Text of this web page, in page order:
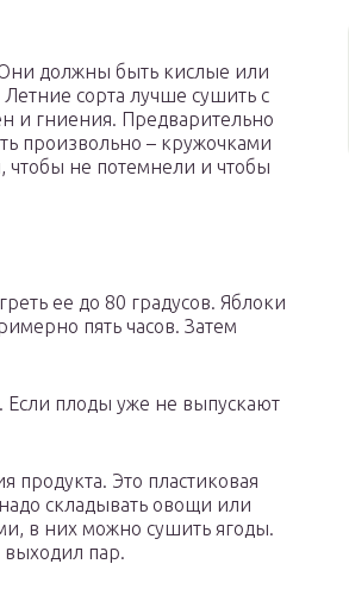
должны быть кислые или
сорта лучше сушить с
и гниения. Предварительно
произвольно – кружочками
чтобы не потемнели и чтобы
ее до 80 градусов. Яблоки
пять часов. Затем
Если плоды уже не выпускают
продукта. Это пластиковая
складывать овощи или
в них можно сушить ягоды.
выходил пар.